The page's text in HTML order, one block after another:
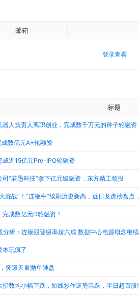
邮箱
登录查看
标题
器人负责人离职创业，完成数千万元的种子轮融资
成数亿元A+轮融资
成近15亿元Pre-IPO轮融资
司“若愚科技”拿下亿元级融资，东方精工领投
混战”！“连板牛”续刷历史新高，近日龙虎榜盘点
成数亿元D轮融资！
分析：连板股晋级率超六成 数据中心电源概念继
本玩疯了
突遭天量抛单砸盘
指数均小幅下跌，短线炒作逆势活跃，半日超百股